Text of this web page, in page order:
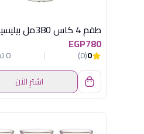
طقم 4 كاس 380مل بيليسية
EGP780
0
(0)
0 تم البيع
اشترِ الآن